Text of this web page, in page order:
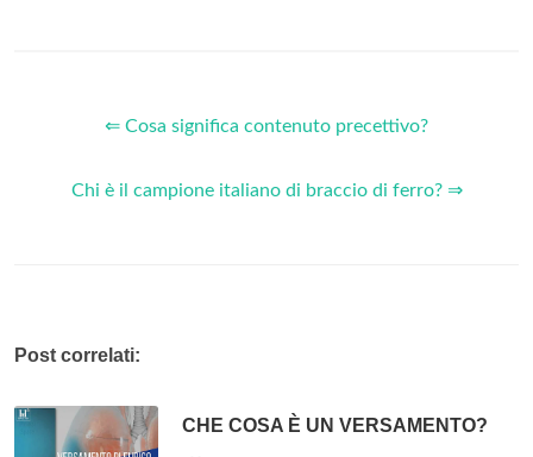
⇐ Cosa significa contenuto precettivo?
Chi è il campione italiano di braccio di ferro? ⇒
Post correlati:
CHE COSA È UN VERSAMENTO?